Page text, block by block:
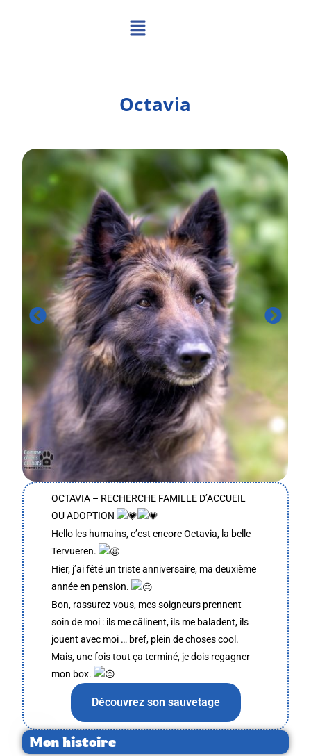
Octavia
OCTAVIA – RECHERCHE FAMILLE D’ACCUEIL
OU ADOPTION
Hello les humains, c’est encore Octavia, la belle
Tervueren.
Hier, j’ai fêté un triste anniversaire, ma deuxième
année en pension.
Bon, rassurez-vous, mes soigneurs prennent
soin de moi : ils me câlinent, ils me baladent, ils
jouent avec moi … bref, plein de choses cool.
Mais, une fois tout ça terminé, je dois regagner
mon box.
Découvrez son sauvetage
Mon histoire